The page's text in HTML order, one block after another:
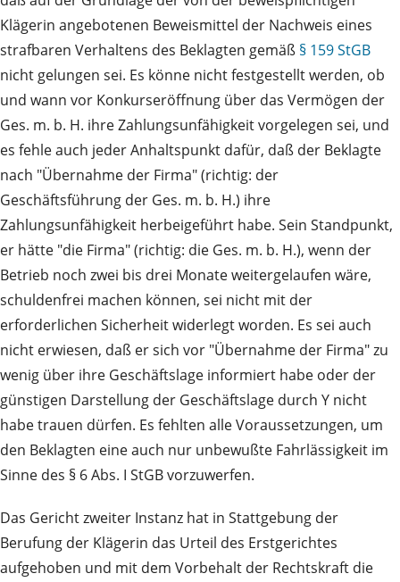
Klägerin angebotenen Beweismittel der Nachweis eines
strafbaren Verhaltens des Beklagten gemäß § 159 StGB
nicht gelungen sei. Es könne nicht festgestellt werden, ob
und wann vor Konkurseröffnung über das Vermögen der
Ges. m. b. H. ihre Zahlungsunfähigkeit vorgelegen sei, und
es fehle auch jeder Anhaltspunkt dafür, daß der Beklagte
nach "Übernahme der Firma" (richtig: der
Geschäftsführung der Ges. m. b. H.) ihre
Zahlungsunfähigkeit herbeigeführt habe. Sein Standpunkt,
er hätte "die Firma" (richtig: die Ges. m. b. H.), wenn der
Betrieb noch zwei bis drei Monate weitergelaufen wäre,
schuldenfrei machen können, sei nicht mit der
erforderlichen Sicherheit widerlegt worden. Es sei auch
nicht erwiesen, daß er sich vor "Übernahme der Firma" zu
wenig über ihre Geschäftslage informiert habe oder der
günstigen Darstellung der Geschäftslage durch Y nicht
habe trauen dürfen. Es fehlten alle Voraussetzungen, um
den Beklagten eine auch nur unbewußte Fahrlässigkeit im
Sinne des § 6 Abs. I StGB vorzuwerfen.
Das Gericht zweiter Instanz hat in Stattgebung der
Berufung der Klägerin das Urteil des Erstgerichtes
aufgehoben und mit dem Vorbehalt der Rechtskraft die